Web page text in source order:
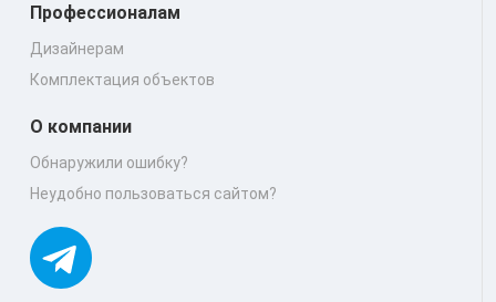
Профессионалам
Дизайнерам
Комплектация объектов
О компании
Обнаружили ошибку?
Неудобно пользоваться сайтом?